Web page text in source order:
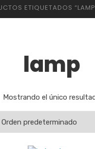
ETIQUETADOS
lamp
Mostrando el único